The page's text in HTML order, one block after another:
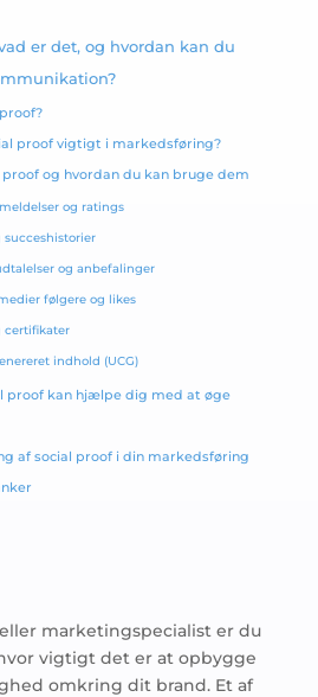
er det, og hvordan kan du
proof vigtigt i markedsføring?
proof og hvordan du kan bruge dem
og ratings
succeshistorier
og anbefalinger
følgere og likes
certifikater
indhold (UCG)
proof kan hjælpe dig med at øge
af social proof i din markedsføring
marketingspecialist er du
vigtigt det er at opbygge
omkring dit brand. Et af